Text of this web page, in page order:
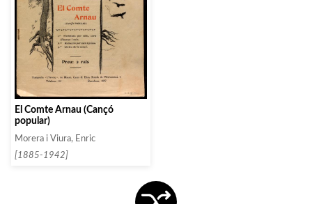
El Comte Arnau (Cançó
popular)
Morera i Viura, Enric
[1885-1942]